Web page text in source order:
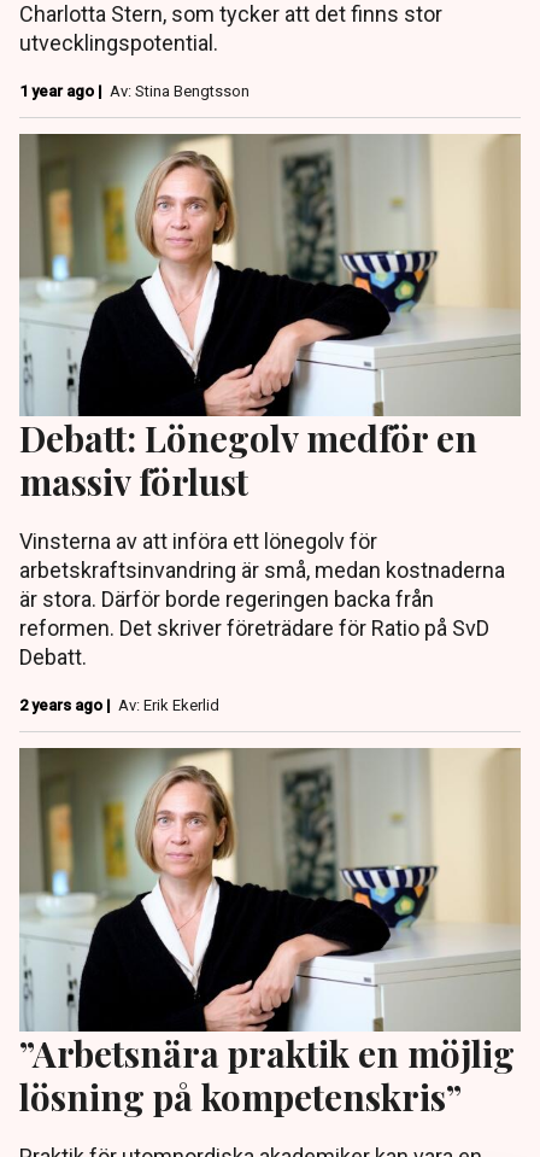
Charlotta Stern, som tycker att det finns stor
utvecklingspotential.
1 year ago | Av: Stina Bengtsson
Debatt: Lönegolv medför en
massiv förlust
Vinsterna av att införa ett lönegolv för
arbetskraftsinvandring är små, medan kostnaderna
är stora. Därför borde regeringen backa från
reformen. Det skriver företrädare för Ratio på SvD
Debatt.
2 years ago | Av: Erik Ekerlid
”Arbetsnära praktik en möjlig
lösning på kompetenskris”